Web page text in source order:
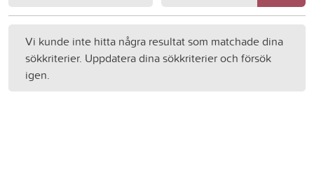
Vi kunde inte hitta några resultat som matchade dina
sökkriterier. Uppdatera dina sökkriterier och försök
igen.